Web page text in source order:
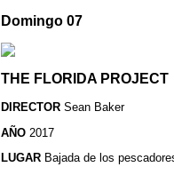
Domingo 07
THE FLORIDA PROJECT
DIRECTOR Sean Baker
AÑO 2017
LUGAR Bajada de los